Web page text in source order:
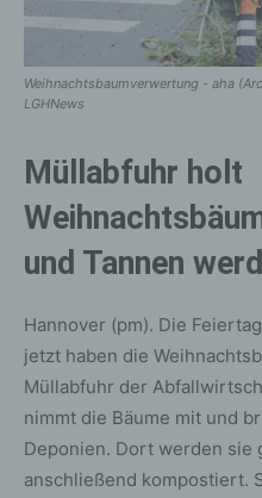
Weihnachtsbaumverwertung - aha
LGHNews
Müllabfuhr holt
und Tannen
Hannover (pm). Die
jetzt haben die
Müllabfuhr der
nimmt die Bäume mit und
Deponien. Dort werden sie
anschließend kompostiert.